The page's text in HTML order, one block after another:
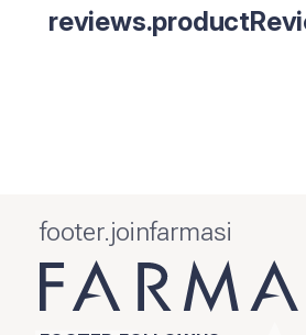
footer.joinfarmasi